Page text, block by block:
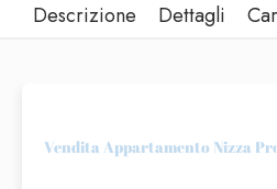
Descrizione Dettagli
Vendita Appartamento Nizza